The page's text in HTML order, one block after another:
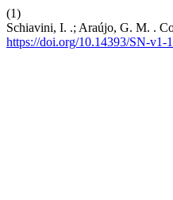
(1)
Schiavini, I. .; Araújo, G. M. .
https://doi.org/10.14393/SN-v1-